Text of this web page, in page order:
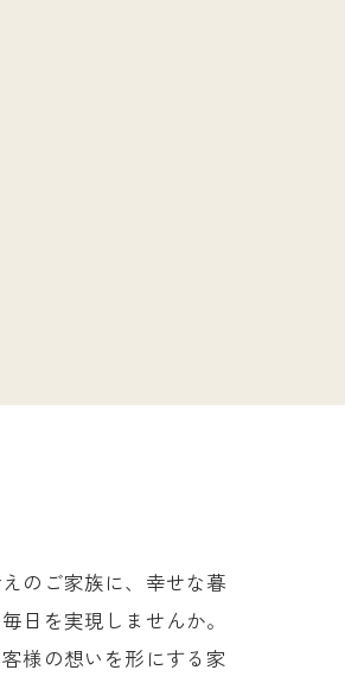
のご家族に、幸せな暮
日を実現しませんか。
様の想いを形にする家